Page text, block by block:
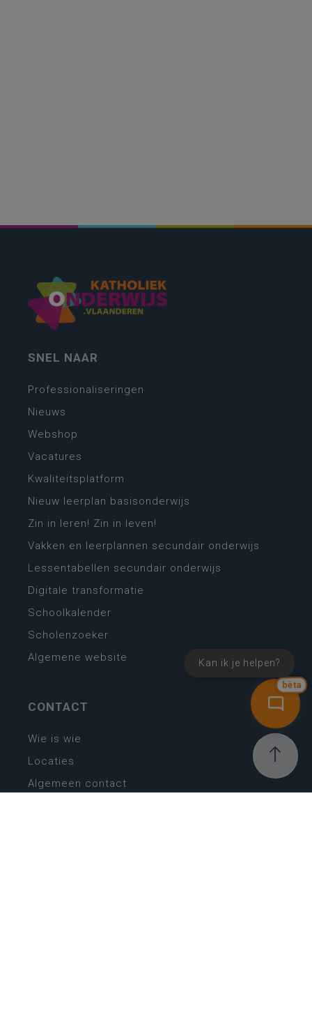
bèta
Kan ik je helpen?
SNEL NAAR
Professionaliseringen
Nieuws
Webshop
Vacatures
Kwaliteitsplatform
Nieuw leerplan basisonderwijs
Zin in leren! Zin in leven!
Vakken en leerplannen secundair onderwijs
Lessentabellen secundair onderwijs
Digitale transformatie
Schoolkalender
Scholenzoeker
Algemene website
CONTACT
Wie is wie
Locaties
Algemeen contact